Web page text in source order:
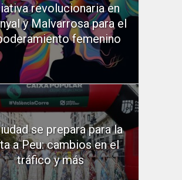
revolucionaria en
y Malvarrosa para el
femenino
se prepara para la
a Peu: cambios en el
tráfico y más